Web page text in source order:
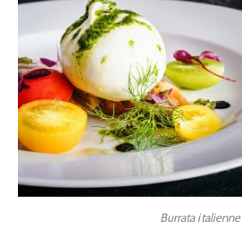
Burrata italienne